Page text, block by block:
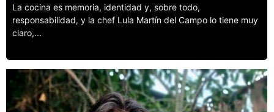
La cocina es memoria, identidad y, sobre todo,
responsabilidad, y la chef Lula Martín del Campo lo tiene muy
claro,...